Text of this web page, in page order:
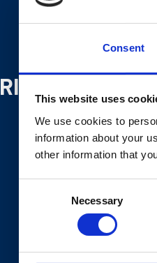
Consent
This website uses
We use cookies to
information about your
other information that
Necessary
RINDER